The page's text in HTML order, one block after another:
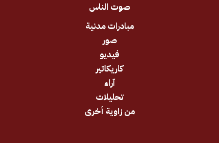
صوت الناس
مبادرات مدنية
من زاوية أخرى